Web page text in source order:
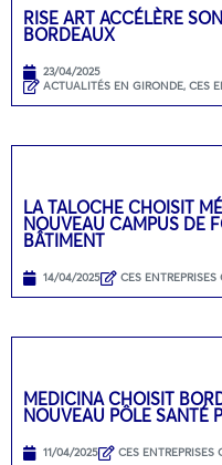
RISE ART ACCÉLÈRE
BORDEAUX
23/04/2025
ACTUALITÉS EN GIRONDE, CES
LA TALOCHE CHOISIT
NOUVEAU CAMPUS DE
BÂTIMENT
14/04/2025 CES
MEDICINA CHOISIT
NOUVEAU PÔLE SANTÉ
11/04/2025 CES